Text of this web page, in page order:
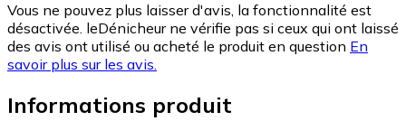
Vous ne pouvez plus laisser d'avis, la fonctionnalité est
désactivée. leDénicheur ne vérifie pas si ceux qui ont laissé
des avis ont utilisé ou acheté le produit en question En
savoir plus sur les avis.
Informations produit